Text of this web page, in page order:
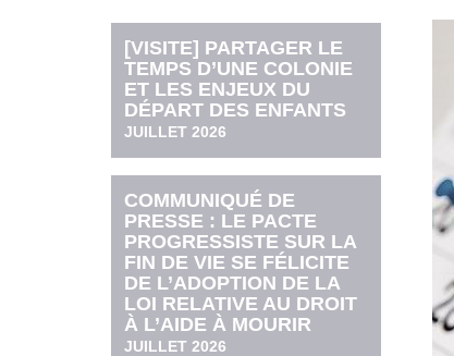
[VISITE] PARTAGER LE
TEMPS D’UNE COLONIE
ET LES ENJEUX DU
DÉPART DES ENFANTS
JUILLET 2026
COMMUNIQUÉ DE
PRESSE : LE PACTE
PROGRESSISTE SUR LA
FIN DE VIE SE FÉLICITE
DE L’ADOPTION DE LA
LOI RELATIVE AU DROIT
À L’AIDE À MOURIR
JUILLET 2026